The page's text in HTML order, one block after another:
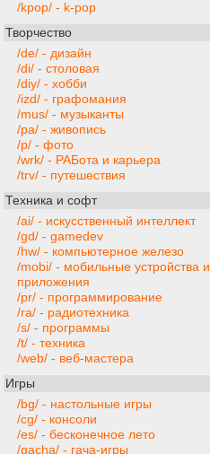
/kpop/ - k-pop
Творчество
/de/ - дизайн
/di/ - столовая
/diy/ - хобби
/izd/ - графомания
/mus/ - музыканты
/pa/ - живопись
/p/ - фото
/wrk/ - РАБота и карьера
/trv/ - путешествия
Техника и софт
/ai/ - искусственный интеллект
/gd/ - gamedev
/hw/ - компьютерное железо
/mobi/ - мобильные устройства и
приложения
/pr/ - программирование
/ra/ - радиотехника
/s/ - программы
/t/ - техника
/web/ - веб-мастера
Игры
/bg/ - настольные игры
/cg/ - консоли
/es/ - бесконечное лето
/gacha/ - гача-игры